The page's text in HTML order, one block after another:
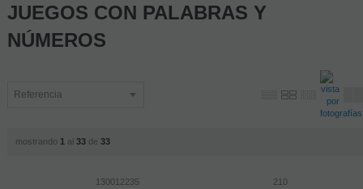
JUEGOS CON PALABRAS Y
NÚMEROS
mostrando 1 al 33de 33
130012235 210